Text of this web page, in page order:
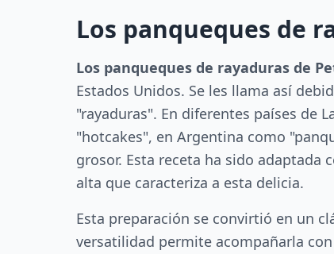
Los panqueques de
Los panqueques de rayaduras de
Estados Unidos. Se les llama así
"rayaduras". En diferentes países de
"hotcakes", en Argentina como
grosor. Esta receta ha sido
alta que caracteriza a esta delicia.
Esta preparación se convirtió en un
versatilidad permite acompañarla